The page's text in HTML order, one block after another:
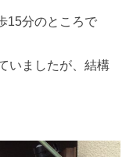
15分のところで
いましたが、結構